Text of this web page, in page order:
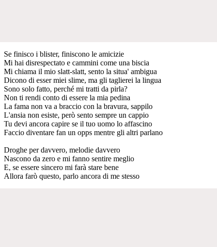
Se finisco i blister, finiscono le amicizie
Mi hai disrespectato e cammini come una biscia
Mi chiama il mio slatt-slatt, sento la situa' ambigua
Dicono di esser miei slime, ma gli taglierei la lingua
Sono solo fatto, perché mi tratti da pirla?
Non ti rendi conto di essere la mia pedina
La fama non va a braccio con la bravura, sappilo
L'ansia non esiste, però sento sempre un cappio
Tu devi ancora capire se il tuo uomo lo affascino
Faccio diventare fan un opps mentre gli altri parlano
Droghe per davvero, melodie davvero
Nascono da zero e mi fanno sentire meglio
E, se essere sincero mi farà stare bene
Allora farò questo, parlo ancora di me stesso